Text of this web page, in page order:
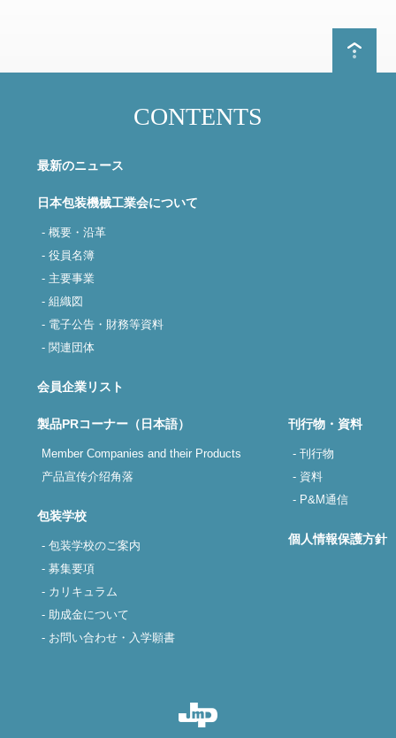
CONTENTS
最新のニュース
日本包装機械工業会について
- 概要・沿革
- 役員名簿
- 主要事業
- 組織図
- 電子公告・財務等資料
- 関連団体
会員企業リスト
製品PRコーナー（日本語）
Member Companies and their Products
产品宣传介绍角落
包装学校
- 包装学校のご案内
- 募集要項
- カリキュラム
- 助成金について
- お問い合わせ・入学願書
刊行物・資料
- 刊行物
- 資料
- P&M通信
個人情報保護方針